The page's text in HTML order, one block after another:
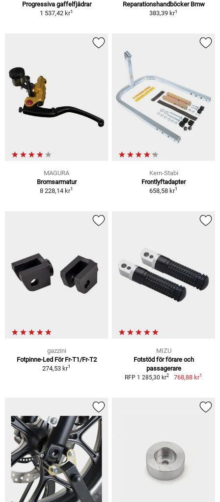
Progressiva gaffelfjädrar
1 537,42 kr1
Reparationshandböcker Bmw
383,39 kr1
MAGURA
Bromsarmatur
8 228,14 kr1
Kern-Stabi
Frontlyftadapter
658,58 kr1
gazzini
Fotpinne-Led För Fr-T1/Fr-T2
274,53 kr1
MIZU
Fotstöd för förare och
passagerare
RFP 1 285,30 kr2 768,88 kr1